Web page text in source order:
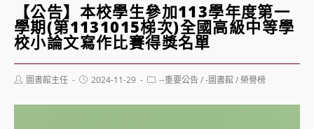
【公告】本校學生參加113學年度第一
學期(第1131015梯次)全國高級中等學
校小論文寫作比賽得獎名單
Post圖書館主任
Post2024-11-29
Post--重要公告/-圖書館/榮譽榜